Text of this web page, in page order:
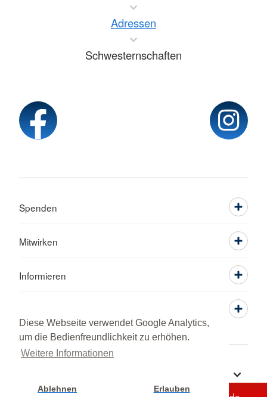
Diese Webseite verwendet Google Analytics,
um die Bedienfreundlichkeit zu erhöhen.
Weitere Informationen
Ablehnen Erlauben
Adressen
Schwesternschaften
Spenden
Mitwirken
Informieren